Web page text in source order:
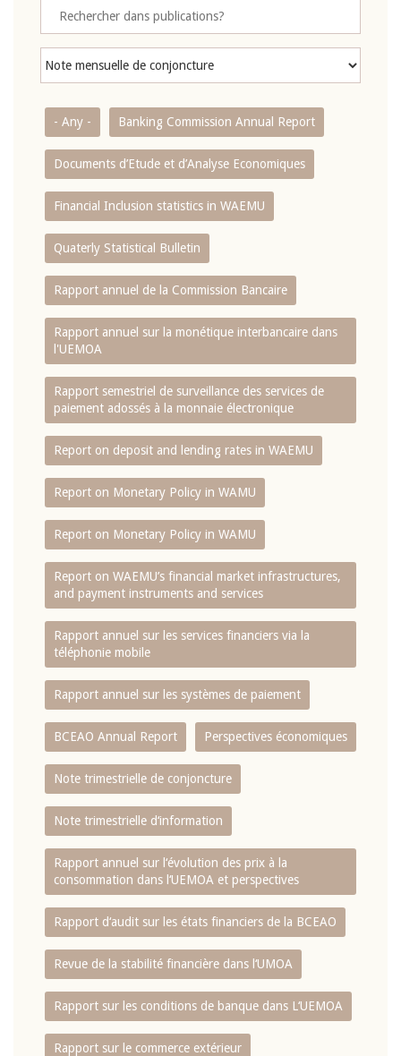
- Any - Banking Commission Annual Report
Documents d’Etude et d’Analyse Economiques
Financial Inclusion statistics in WAEMU
Quaterly Statistical Bulletin
Rapport annuel de la Commission Bancaire
Rapport annuel sur la monétique interbancaire dans
l'UEMOA
Rapport semestriel de surveillance des services de
paiement adossés à la monnaie électronique
Report on deposit and lending rates in WAEMU
Report on Monetary Policy in WAMU
Report on Monetary Policy in WAMU
Report on WAEMU’s financial market infrastructures,
and payment instruments and services
Rapport annuel sur les services financiers via la
téléphonie mobile
Rapport annuel sur les systèmes de paiement
BCEAO Annual Report Perspectives économiques
Note trimestrielle de conjoncture
Note trimestrielle d‘information
Rapport annuel sur l‘évolution des prix à la
consommation dans l‘UEMOA et perspectives
Rapport d‘audit sur les états financiers de la BCEAO
Revue de la stabilité financière dans l‘UMOA
Rapport sur les conditions de banque dans L‘UEMOA
Rapport sur le commerce extérieur